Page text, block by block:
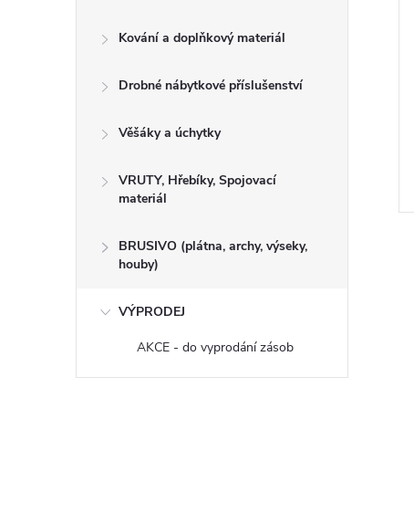
Kování a doplňkový materiál
Drobné nábytkové příslušenství
Věšáky a úchytky
VRUTY, Hřebíky, Spojovací
materiál
BRUSIVO (plátna, archy, výseky,
houby)
VÝPRODEJ
AKCE - do vyprodání zásob
Čistič štětců a
600066
OSMO - Míchací dřívko